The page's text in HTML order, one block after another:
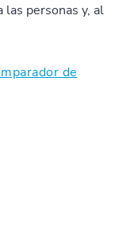
personas y, al
de